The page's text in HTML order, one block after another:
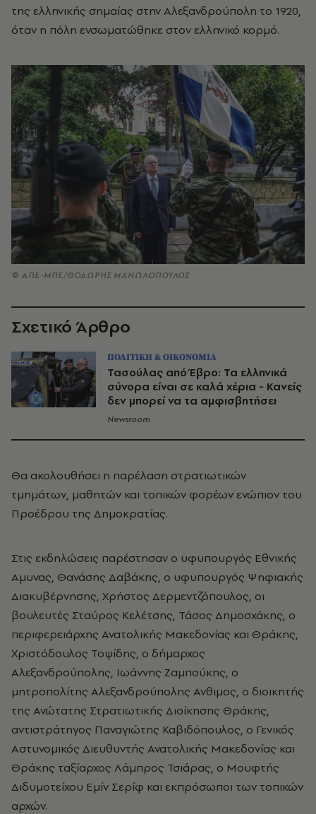
της ελληνικής σημαίας στην Αλεξανδρούπολη το 1920,
όταν η πόλη ενσωματώθηκε στον ελληνικό κορμό.
© ΑΠΕ-ΜΠΕ/ΘΟΔΩΡΗΣ ΜΑΝΩΛΟΠΟΥΛΟΣ
Σχετικό Άρθρο
ΠΟΛΙΤΙΚΗ & ΟΙΚΟΝΟΜΙΑ
Τασούλας από Έβρο: Τα ελληνικά
σύνορα είναι σε καλά χέρια - Κανείς
δεν μπορεί να τα αμφισβητήσει
Newsroom
Θα ακολουθήσει η παρέλαση στρατιωτικών
τμημάτων, μαθητών και τοπικών φορέων ενώπιον του
Προέδρου της Δημοκρατίας.
Στις εκδηλώσεις παρέστησαν ο υφυπουργός Εθνικής
Αμυνας, Θανάσης Δαβάκης, ο υφυπουργός Ψηφιακής
Διακυβέρνησης, Χρήστος Δερμεντζόπουλος, οι
βουλευτές Σταύρος Κελέτσης, Τάσος Δημοσχάκης, ο
περιφερειάρχης Ανατολικής Μακεδονίας και Θράκης,
Χριστόδουλος Τοψίδης, ο δήμαρχος
Αλεξανδρούπολης, Ιωάννης Ζαμπούκης, ο
μητροπολίτης Αλεξανδρούπολης Ανθιμος, ο διοικητής
της Ανώτατης Στρατιωτικής Διοίκησης Θράκης,
αντιστράτηγος Παναγιώτης Καβιδόπουλος, ο Γενικός
Αστυνομικός Διευθυντής Ανατολικής Μακεδονίας και
Θράκης ταξίαρχος Λάμπρος Τσιάρας, ο Μουφτής
Διδυμοτείχου Εμίν Σερίφ και εκπρόσωποι των τοπικών
αρχών.